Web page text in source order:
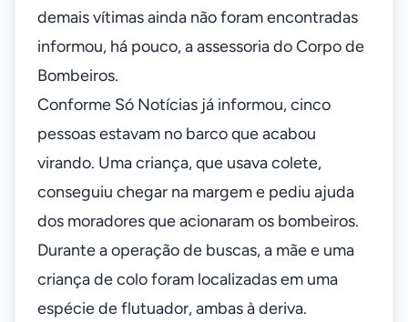
demais vítimas ainda não foram encontradas
informou, há pouco, a assessoria do Corpo de
Bombeiros.
Conforme Só Notícias já informou, cinco
pessoas estavam no barco que acabou
virando. Uma criança, que usava colete,
conseguiu chegar na margem e pediu ajuda
dos moradores que acionaram os bombeiros.
Durante a operação de buscas, a mãe e uma
criança de colo foram localizadas em uma
espécie de flutuador, ambas à deriva.